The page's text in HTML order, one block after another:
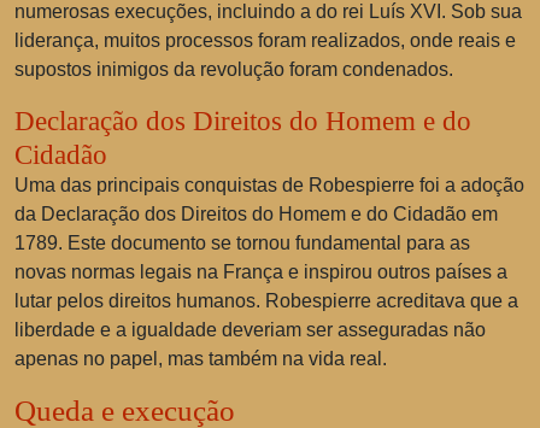
numerosas execuções, incluindo a do rei Luís XVI. Sob sua
liderança, muitos processos foram realizados, onde reais e
supostos inimigos da revolução foram condenados.
Declaração dos Direitos do Homem e do
Cidadão
Uma das principais conquistas de Robespierre foi a adoção
da Declaração dos Direitos do Homem e do Cidadão em
1789. Este documento se tornou fundamental para as
novas normas legais na França e inspirou outros países a
lutar pelos direitos humanos. Robespierre acreditava que a
liberdade e a igualdade deveriam ser asseguradas não
apenas no papel, mas também na vida real.
Queda e execução